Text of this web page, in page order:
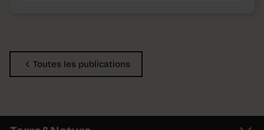
Toutes les publications